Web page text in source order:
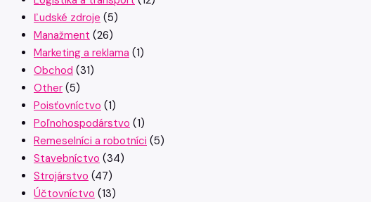
Ľudské zdroje (5)
Manažment (26)
Marketing a reklama (1)
Obchod (31)
Other (5)
Poisťovníctvo (1)
Poľnohospodárstvo (1)
Remeselníci a robotníci (5)
Stavebníctvo (34)
Strojárstvo (47)
Účtovníctvo (13)